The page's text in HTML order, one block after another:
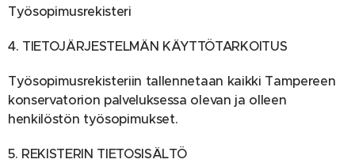
Työsopimusrekisteri
4. TIETOJÄRJESTELMÄN KÄYTTÖTARKOITUS
Työsopimusrekisteriin tallennetaan kaikki Tampereen
konservatorion palveluksessa olevan ja olleen
henkilöstön työsopimukset.
5. REKISTERIN TIETOSISÄLTÖ